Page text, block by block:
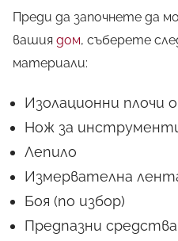
Преди да започнете да
вашия дом, съберете
материали:
Изолационни плочи
Нож за
Лепило
Измервателна
Боя (по избор)
Предпазни